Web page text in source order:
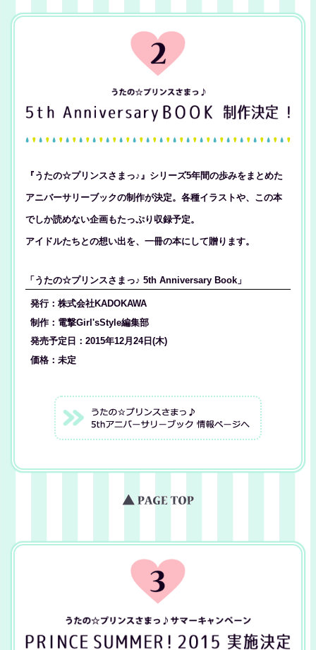
『うたの☆プリンスさまっ♪』シリーズ5年間の歩みをまとめた
アニバーサリーブックの制作が決定。各種イラストや、この本
でしか読めない企画もたっぷり収録予定。
アイドルたちとの想い出を、一冊の本にして贈ります。
「うたの☆プリンスさまっ♪ 5th Anniversary Book」
発行：株式会社KADOKAWA
制作：電撃Girl'sStyle編集部
発売予定日：2015年12月24日(木)
価格：未定